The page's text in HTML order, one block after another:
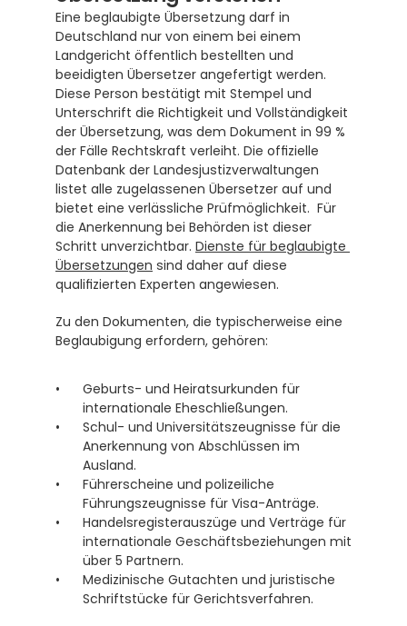
Eine beglaubigte Übersetzung darf in
Deutschland nur von einem bei einem
Landgericht öffentlich bestellten und
beeidigten Übersetzer angefertigt werden.
Diese Person bestätigt mit Stempel und
Unterschrift die Richtigkeit und Vollständigkeit
der Übersetzung, was dem Dokument in 99 %
der Fälle Rechtskraft verleiht. Die offizielle
Datenbank der Landesjustizverwaltungen
listet alle zugelassenen Übersetzer auf und
bietet eine verlässliche Prüfmöglichkeit.  Für
die Anerkennung bei Behörden ist dieser
Schritt unverzichtbar. Dienste für beglaubigte
Übersetzungen sind daher auf diese
qualifizierten Experten angewiesen.
Zu den Dokumenten, die typischerweise eine
Beglaubigung erfordern, gehören:
Geburts- und Heiratsurkunden für
internationale Eheschließungen.
Schul- und Universitätszeugnisse für die
Anerkennung von Abschlüssen im
Ausland.
Führerscheine und polizeiliche
Führungszeugnisse für Visa-Anträge.
Handelsregisterauszüge und Verträge für
internationale Geschäftsbeziehungen mit
über 5 Partnern.
Medizinische Gutachten und juristische
Schriftstücke für Gerichtsverfahren.